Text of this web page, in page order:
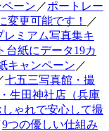
ーン ／ポートレー
変更可能です！ ／
レミアム写真集キ
台紙にデータ19カ
キャンペーン ／
七五三写真館・撮
生田神社店（兵庫
ゃれで安心して撮
9つの優しい仕組み